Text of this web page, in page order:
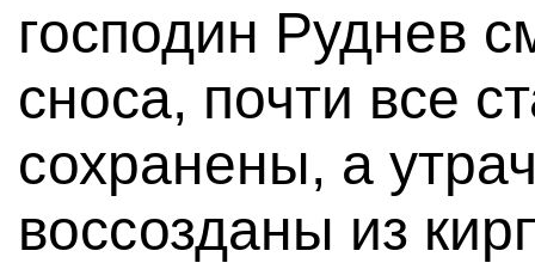
господин Руднев
сноса, почти все
сохранены, а
воссозданы из